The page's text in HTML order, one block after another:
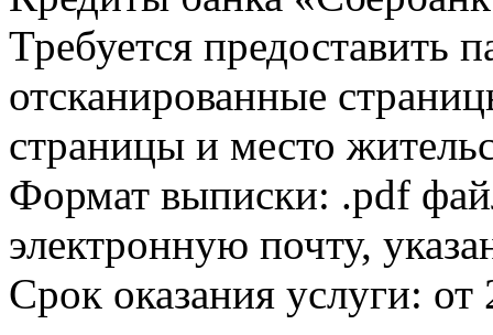
Требуется предоставить
отсканированные
страницы и место
Формат выписки: .pdf
электронную почту,
Срок оказания услуги: от